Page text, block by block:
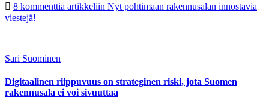
8 kommenttia artikkeliin Nyt pohtimaan rakennusalan innostavia
viestejä!
Sari Suominen
Digitaalinen riippuvuus on strateginen riski, jota Suomen
rakennusala ei voi sivuuttaa